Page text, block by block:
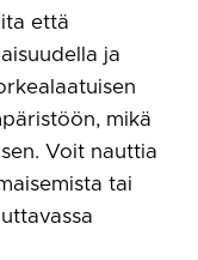
että
ja
mikä
Voit nauttia
tai